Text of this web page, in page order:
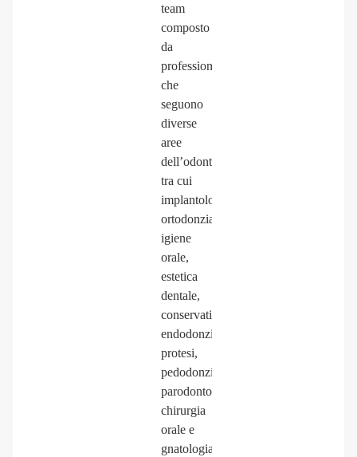
team
composto
da
professionisti
che
seguono
diverse
aree
dell’odontoiatria,
tra cui
implantologia,
ortodonzia,
igiene
orale,
estetica
dentale,
conservativa,
endodonzia,
protesi,
pedodonzia,
parodontologia,
chirurgia
orale e
gnatologia.